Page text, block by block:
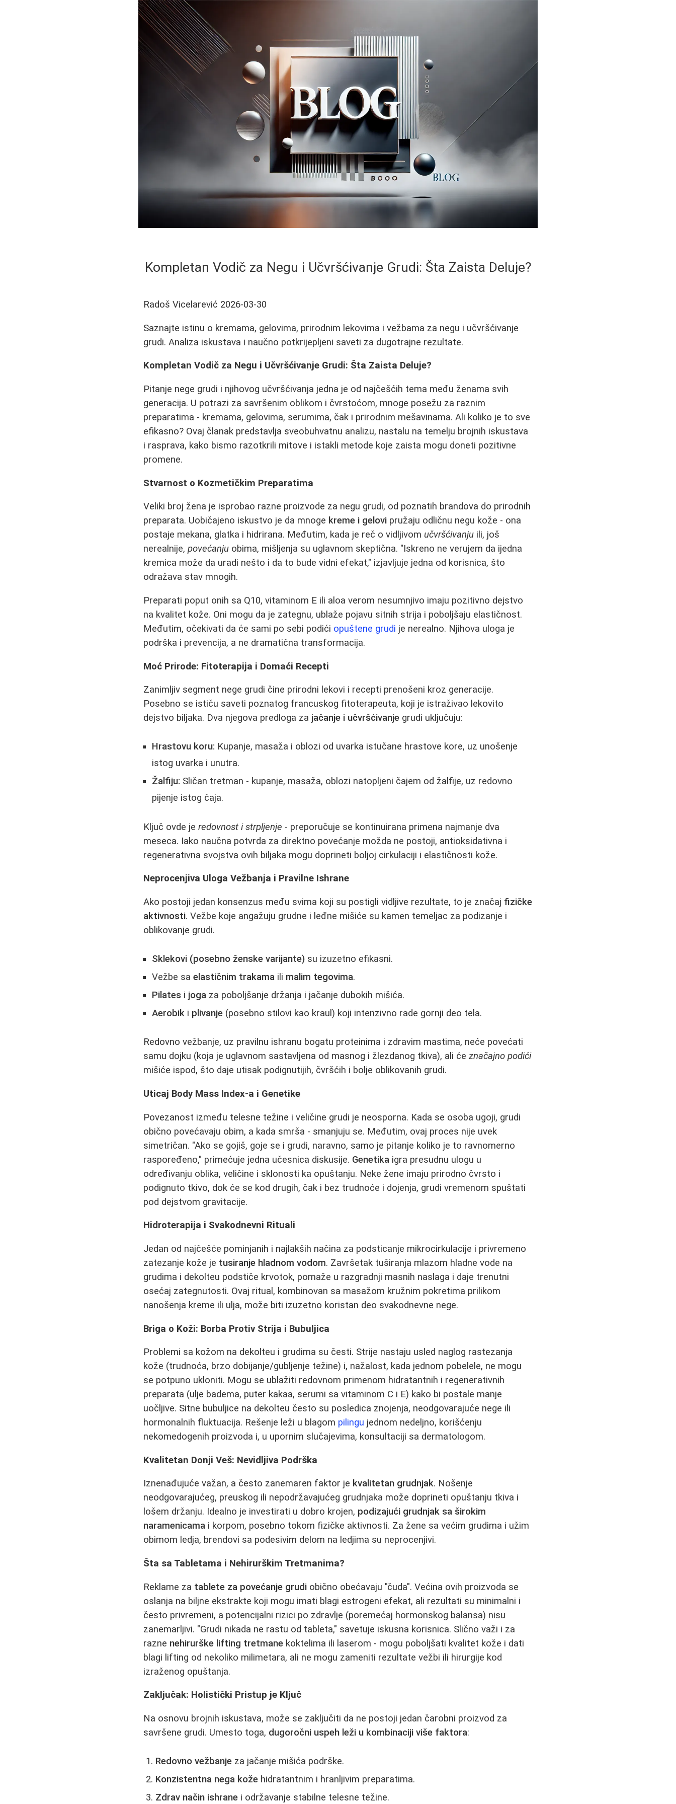
Kompletan Vodič za Negu i Učvršćivanje Grudi: Šta Zaista Deluje?
Radoš Vicelarević 2026-03-30
Saznajte istinu o kremama, gelovima, prirodnim lekovima i vežbama za negu i učvršćivanje
grudi. Analiza iskustava i naučno potkrijepljeni saveti za dugotrajne rezultate.
Kompletan Vodič za Negu i Učvršćivanje Grudi: Šta Zaista Deluje?
Pitanje nege grudi i njihovog učvršćivanja jedna je od najčešćih tema među ženama svih
generacija. U potrazi za savršenim oblikom i čvrstoćom, mnoge posežu za raznim
preparatima - kremama, gelovima, serumima, čak i prirodnim mešavinama. Ali koliko je to sve
efikasno? Ovaj članak predstavlja sveobuhvatnu analizu, nastalu na temelju brojnih iskustava
i rasprava, kako bismo razotkrili mitove i istakli metode koje zaista mogu doneti pozitivne
promene.
Stvarnost o Kozmetičkim Preparatima
Veliki broj žena je isprobao razne proizvode za negu grudi, od poznatih brandova do prirodnih
preparata. Uobičajeno iskustvo je da mnoge kreme i gelovi pružaju odličnu negu kože - ona
postaje mekana, glatka i hidrirana. Međutim, kada je reč o vidljivom učvršćivanju ili, još
nerealnije,povećanju obima, mišljenja su uglavnom skeptična. "Iskreno ne verujem da ijedna
kremica može da uradi nešto i da to bude vidni efekat," izjavljuje jedna od korisnica, što
odražava stav mnogih.
Preparati poput onih sa Q10, vitaminom E ili aloa verom nesumnjivo imaju pozitivno dejstvo
na kvalitet kože. Oni mogu da je zategnu, ublaže pojavu sitnih strija i poboljšaju elastičnost.
Međutim, očekivati da će sami po sebi podići opuštene grudi je nerealno. Njihova uloga je
podrška i prevencija, a ne dramatična transformacija.
Moć Prirode: Fitoterapija i Domaći Recepti
Zanimljiv segment nege grudi čine prirodni lekovi i recepti prenošeni kroz generacije.
Posebno se ističu saveti poznatog francuskog fitoterapeuta, koji je istraživao lekovito
dejstvo biljaka. Dva njegova predloga za jačanje i učvršćivanje grudi uključuju:
Hrastovu koru: Kupanje, masaža i oblozi od uvarka istučane hrastove kore, uz unošenje
istog uvarka i unutra.
Žalfiju: Sličan tretman - kupanje, masaža, oblozi natopljeni čajem od žalfije, uz redovno
pijenje istog čaja.
Ključ ovde jeredovnost i strpljenje - preporučuje se kontinuirana primena najmanje dva
meseca. Iako naučna potvrda za direktno povećanje možda ne postoji, antioksidativna i
regenerativna svojstva ovih biljaka mogu doprineti boljoj cirkulaciji i elastičnosti kože.
Neprocenjiva Uloga Vežbanja i Pravilne Ishrane
Ako postoji jedan konsenzus među svima koji su postigli vidljive rezultate, to je značaj fizičke
aktivnosti. Vežbe koje angažuju grudne i leđne mišiće su kamen temeljac za podizanje i
oblikovanje grudi.
Sklekovi (posebno ženske varijante) su izuzetno efikasni.
Vežbe saelastičnim trakama ili malim tegovima.
Pilates i joga za poboljšanje držanja i jačanje dubokih mišića.
Aerobik i plivanje (posebno stilovi kao kraul) koji intenzivno rade gornji deo tela.
Redovno vežbanje, uz pravilnu ishranu bogatu proteinima i zdravim mastima, neće povećati
samu dojku (koja je uglavnom sastavljena od masnog i žlezdanog tkiva), ali ćeznačajno podići
mišiće ispod, što daje utisak podignutijih, čvršćih i bolje oblikovanih grudi.
Uticaj Body Mass Index-a i Genetike
Povezanost između telesne težine i veličine grudi je neosporna. Kada se osoba ugoji, grudi
obično povećavaju obim, a kada smrša - smanjuju se. Međutim, ovaj proces nije uvek
simetričan. "Ako se gojiš, goje se i grudi, naravno, samo je pitanje koliko je to ravnomerno
raspoređeno," primećuje jedna učesnica diskusije. Genetika igra presudnu ulogu u
određivanju oblika, veličine i sklonosti ka opuštanju. Neke žene imaju prirodno čvrsto i
podignuto tkivo, dok će se kod drugih, čak i bez trudnoće i dojenja, grudi vremenom spuštati
pod dejstvom gravitacije.
Hidroterapija i Svakodnevni Rituali
Jedan od najčešće pominjanih i najlakših načina za podsticanje mikrocirkulacije i privremeno
zatezanje kože je tusiranje hladnom vodom. Završetak tuširanja mlazom hladne vode na
grudima i dekolteu podstiče krvotok, pomaže u razgradnji masnih naslaga i daje trenutni
osećaj zategnutosti. Ovaj ritual, kombinovan sa masažom kružnim pokretima prilikom
nanošenja kreme ili ulja, može biti izuzetno koristan deo svakodnevne nege.
Briga o Koži: Borba Protiv Strija i Bubuljica
Problemi sa kožom na dekolteu i grudima su česti. Strije nastaju usled naglog rastezanja
kože (trudnoća, brzo dobijanje/gubljenje težine) i, nažalost, kada jednom pobelele, ne mogu
se potpuno ukloniti. Mogu se ublažiti redovnom primenom hidratantnih i regenerativnih
preparata (ulje badema, puter kakaa, serumi sa vitaminom C i E) kako bi postale manje
uočljive. Sitne bubuljice na dekolteu često su posledica znojenja, neodgovarajuće nege ili
hormonalnih fluktuacija. Rešenje leži u blagom pilingu jednom nedeljno, korišćenju
nekomedogenih proizvoda i, u upornim slučajevima, konsultaciji sa dermatologom.
Kvalitetan Donji Veš: Nevidljiva Podrška
Iznenađujuće važan, a često zanemaren faktor je kvalitetan grudnjak. Nošenje
neodgovarajućeg, preuskog ili nepodržavajućeg grudnjaka može doprineti opuštanju tkiva i
lošem držanju. Idealno je investirati u dobro krojen, podizajući grudnjak sa širokim
naramenicama i korpom, posebno tokom fizičke aktivnosti. Za žene sa većim grudima i užim
obimom ledja, brendovi sa podesivim delom na ledjima su neprocenjivi.
Šta sa Tabletama i Nehirurškim Tretmanima?
Reklame za tablete za povećanje grudi obično obećavaju "čuda". Većina ovih proizvoda se
oslanja na biljne ekstrakte koji mogu imati blagi estrogeni efekat, ali rezultati su minimalni i
često privremeni, a potencijalni rizici po zdravlje (poremećaj hormonskog balansa) nisu
zanemarljivi. "Grudi nikada ne rastu od tableta," savetuje iskusna korisnica. Slično važi i za
razne nehirurške lifting tretmane koktelima ili laserom - mogu poboljšati kvalitet kože i dati
blagi lifting od nekoliko milimetara, ali ne mogu zameniti rezultate vežbi ili hirurgije kod
izraženog opuštanja.
Zaključak: Holistički Pristup je Ključ
Na osnovu brojnih iskustava, može se zaključiti da ne postoji jedan čarobni proizvod za
savršene grudi. Umesto toga, dugoročni uspeh leži u kombinaciji više faktora:
Redovno vežbanje za jačanje mišića podrške.
Konzistentna nega kože hidratantnim i hranljivim preparatima.
Zdrav način ishrane i održavanje stabilne telesne težine.